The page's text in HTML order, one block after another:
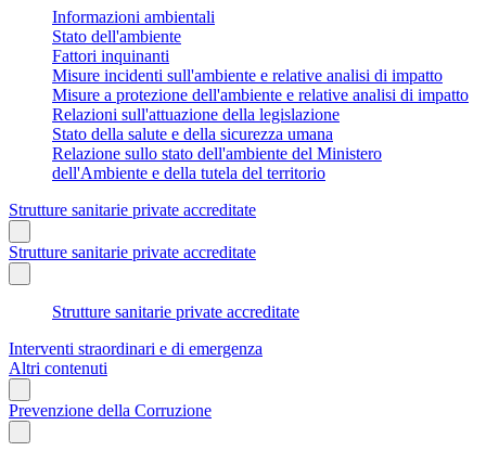
Informazioni ambientali
Stato dell'ambiente
Fattori inquinanti
Misure incidenti sull'ambiente e relative analisi di impatto
Misure a protezione dell'ambiente e relative analisi di impatto
Relazioni sull'attuazione della legislazione
Stato della salute e della sicurezza umana
Relazione sullo stato dell'ambiente del Ministero
dell'Ambiente e della tutela del territorio
Strutture sanitarie private accreditate
Strutture sanitarie private accreditate
Strutture sanitarie private accreditate
Interventi straordinari e di emergenza
Altri contenuti
Prevenzione della Corruzione